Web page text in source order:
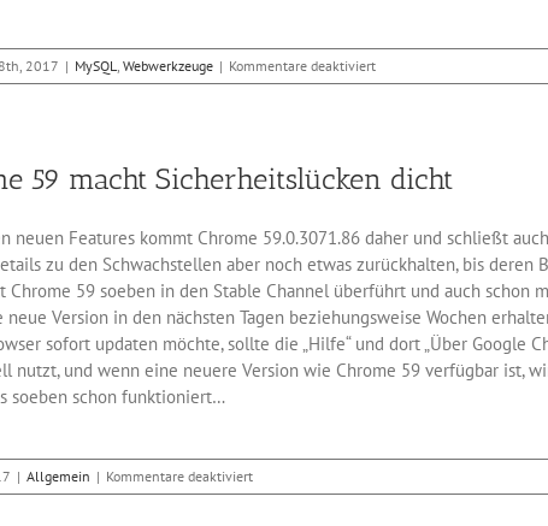
2017 | MySQL, Webwerkzeuge | Kommentare deaktiviertfür
SQL
für
Linux
59 macht Sicherheitslücken dicht
neuen Features kommt Chrome 59.0.3071.86 daher und schließt
zu den Schwachstellen aber noch etwas zurückhalten, bis
Chrome 59 soeben in den Stable Channel überführt und auch
Version in den nächsten Tagen beziehungsweise Wochen
sofort updaten möchte, sollte die „Hilfe“ und dort „Über Google
nutzt, und wenn eine neuere Version wie Chrome 59 verfügbar ist,
soeben schon funktioniert…
| Allgemein | Kommentare deaktiviertfür
Chrome